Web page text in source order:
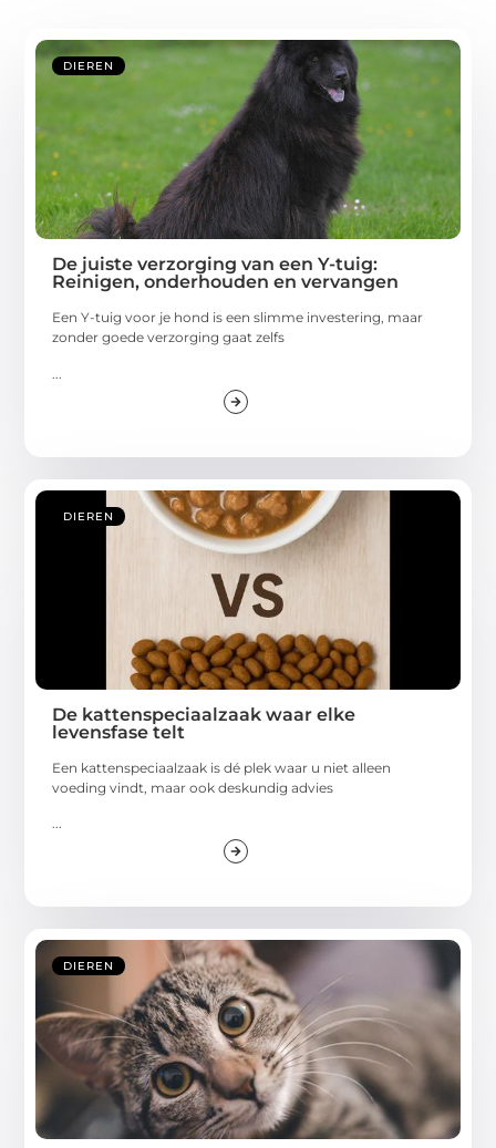
DIEREN
De juiste verzorging van een Y-tuig:
Reinigen, onderhouden en vervangen
Een Y-tuig voor je hond is een slimme investering, maar
zonder goede verzorging gaat zelfs
DIEREN
De kattenspeciaalzaak waar elke
levensfase telt
Een kattenspeciaalzaak is dé plek waar u niet alleen
voeding vindt, maar ook deskundig advies
...
DIEREN